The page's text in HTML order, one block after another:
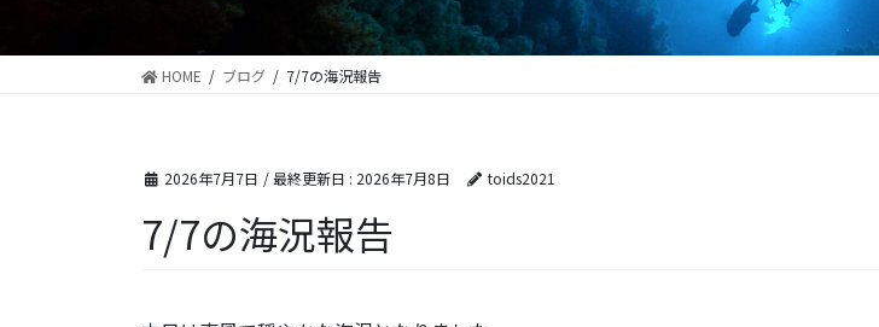
HOME ブログ 7/7の海況報告
2026年7月7日 / 最終更新日 : 2026年7月8日 toids2021
7/7の海況報告